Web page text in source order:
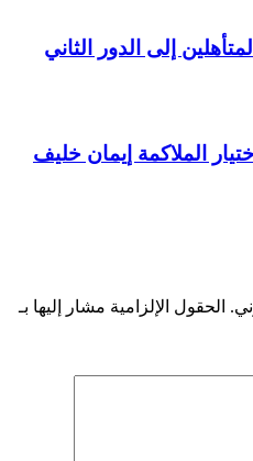
المتوسطية-2022: اختيار الملاكمة إيمان خليف
الحقول الإلزامية مشار إليها بـ